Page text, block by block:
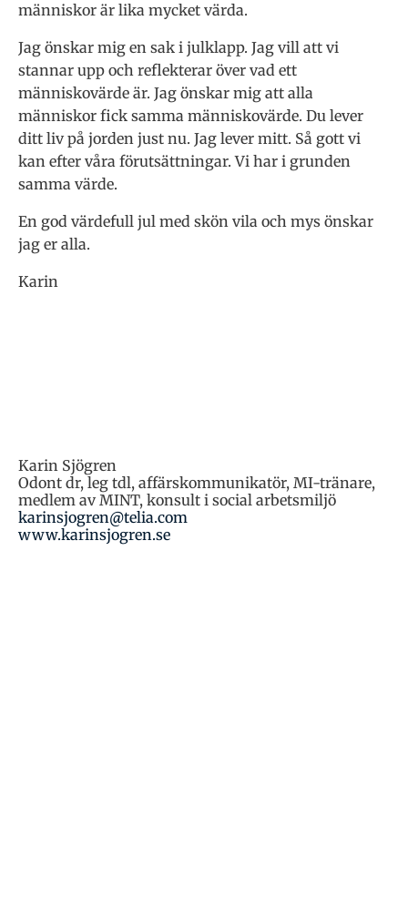
människor är lika mycket värda.
Jag önskar mig en sak i julklapp. Jag vill att vi
stannar upp och reflekterar över vad ett
människovärde är. Jag önskar mig att alla
människor fick samma människovärde. Du lever
ditt liv på jorden just nu. Jag lever mitt. Så gott vi
kan efter våra förutsättningar. Vi har i grunden
samma värde.
En god värdefull jul med skön vila och mys önskar
jag er alla.
Karin
Karin Sjögren
Odont dr, leg tdl, affärskommunikatör, MI-tränare,
medlem av MINT, konsult i social arbetsmiljö
karinsjogren@telia.com
www.karinsjogren.se